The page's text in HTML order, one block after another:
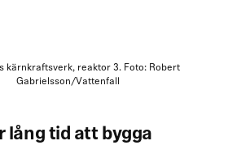
kärnkraftsverk, reaktor 3. Foto: Robert
Gabrielsson/Vattenfall
lång tid att bygga